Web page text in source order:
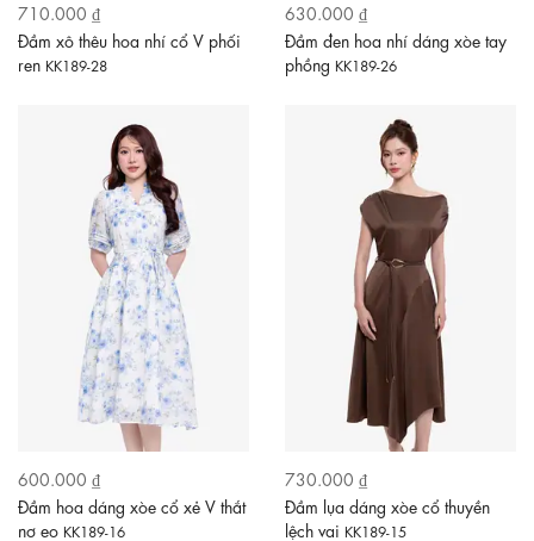
710.000 ₫
Đầm xô thêu hoa nhí cổ V phối
ren KK189-28
630.000 ₫
Đầm đen hoa nhí dáng xòe tay
phồng KK189-26
600.000 ₫
Đầm hoa dáng xòe cổ xẻ V thắt
nơ eo KK189-16
730.000 ₫
Đầm lụa dáng xòe cổ thuyền
lệch vai KK189-15